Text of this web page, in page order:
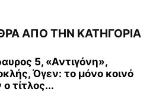
ΑΠΟ ΤΗΝ ΚΑΤΗΓΟΡΙΑ
5, «Αντιγόνη»,
Όγεν: το μόνο κοινό
τίτλος...